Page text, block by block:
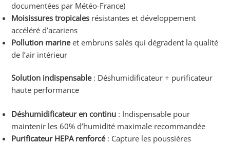
documentées par Météo-France)
Moisissures tropicales résistantes et développement
accéléré d’acariens
Pollution marineet embruns salés qui dégradent la qualité
de l’air intérieur
Solution indispensable: Déshumidificateur + purificateur
haute performance
Déshumidificateur en continu : Indispensable pour
maintenir les 60% d’humidité maximale recommandée
Purificateur HEPA renforcé: Capture les poussières